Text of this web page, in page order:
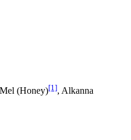
(Honey)[1], Alkanna